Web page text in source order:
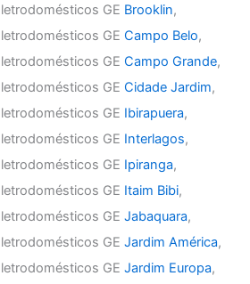
GE Brooklin,
GECampo Belo,
GECampo Grande,
GECidade Jardim,
GE Ibirapuera,
GE Interlagos,
GE Ipiranga,
GE Itaim Bibi,
GEJabaquara,
GEJardim América,
GEJardim Europa,